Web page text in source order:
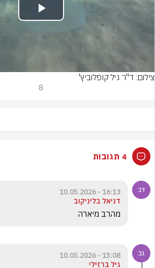
Play
צילום: ד"ר גיל קופלוביץ'
8
4 תגובות
16:13 - 10.05.2026
דניאל בליניקוב
מהרב מיארה
15:08 - 10.05.2026
גיל ברזילי